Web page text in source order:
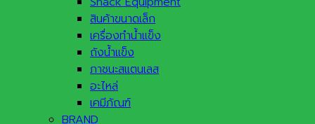
สินค้าขนาดเล็ก
เครื่องทำน้ำแข็ง
ถังน้ำแข็ง
ภาชนะสแตนเลส
อะไหล่
เคมีภัณฑ์
BRAND